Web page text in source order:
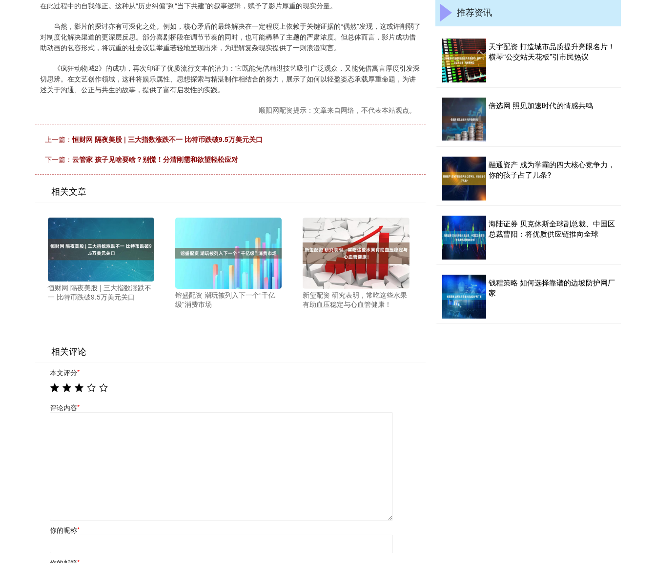
在此过程中的自我修正。这种从“历史纠偏”到“当下共建”的叙事逻辑，赋予了影片厚重的现实分量。
当然，影片的探讨亦有可深化之处。例如，核心矛盾的最终解决在一定程度上依赖于关键证据的“偶然”发现，这或许削弱了
对制度化解决渠道的更深层反思。部分喜剧桥段在调节节奏的同时，也可能稀释了主题的严肃浓度。但总体而言，影片成功借
助动画的包容形式，将沉重的社会议题举重若轻地呈现出来，为理解复杂现实提供了一则浪漫寓言。
《疯狂动物城2》的成功，再次印证了优质流行文本的潜力：它既能凭借精湛技艺吸引广泛观众，又能凭借寓言厚度引发深
切思辨。在文艺创作领域，这种将娱乐属性、思想探索与精湛制作相结合的努力，展示了如何以轻盈姿态承载厚重命题，为讲
述关于沟通、公正与共生的故事，提供了富有启发性的实践。
顺阳网配资提示：文章来自网络，不代表本站观点。
上一篇：恒财网 隔夜美股 | 三大指数涨跌不一 比特币跌破9.5万美元关口
下一篇： 云管家 孩子见啥要啥？别慌！分清刚需和欲望轻松应对
相关文章
恒财网 隔夜美股 | 三大指数涨跌不
一 比特币跌破9.5万美元关口
镕盛配资 潮玩被列入下一个“千亿
级”消费市场
新玺配资 研究表明，常吃这些水果
有助血压稳定与心血管健康！
相关评论
本文评分*
评论内容*
你的昵称*
推荐资讯
天宇配资 打造城市品质提升亮眼名片！
横琴“公交站天花板”引市民热议
倍选网 照见加速时代的情感共鸣
融通资产 成为学霸的四大核心竞争力，
你的孩子占了几条?
海陆证券 贝克休斯全球副总裁、中国区
总裁曹阳：将优质供应链推向全球
钱程策略 如何选择靠谱的边坡防护网厂
家